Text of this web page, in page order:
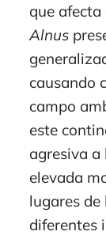
que afecta
Alnus
causando
campo
este
agresiva a
elevada
lugares
diferentes